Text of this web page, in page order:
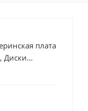
плата
Диски